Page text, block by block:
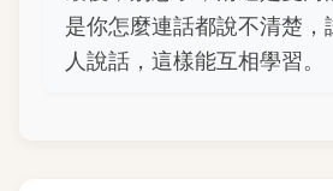
是你怎麼連話都說不清楚，
人說話，這樣能互相學習。